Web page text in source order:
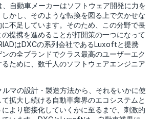
自動車メーカーはソフトウェア開発に力を
かし、そのような転換を図る上で欠かせな
不足しています。そのため、この分野で長
提携を進めることが打開策の一つになって
はDXCの系列会社であるLuxoftと提携
の全ブランドでクラス最高のユーザーエク
ために、数千人のソフトウェアエンジニア
マの設計・製造方法から、それをいかに使
拡大し続ける自動車業界のエコシステムと
より密接化していくかに至るまで、刺激的